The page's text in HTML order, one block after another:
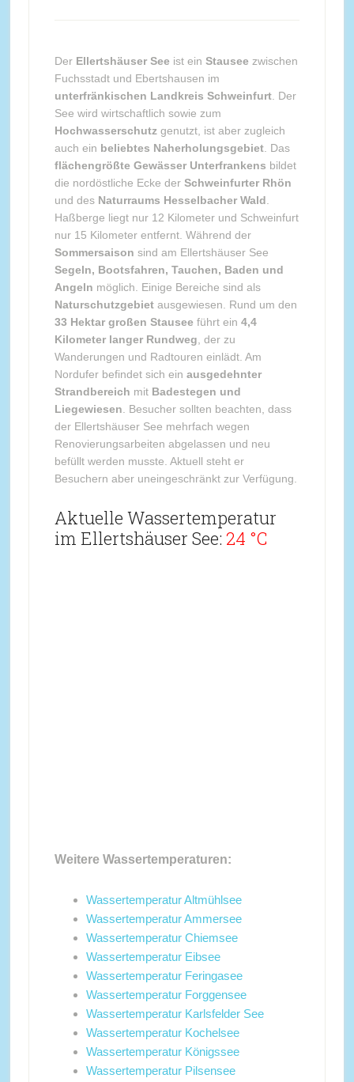
Der Ellertshäuser See ist ein Stausee zwischen
Fuchsstadt und Ebertshausen im
unterfränkischen Landkreis Schweinfurt. Der
See wird wirtschaftlich sowie zum
Hochwasserschutz genutzt, ist aber zugleich
auch ein beliebtes Naherholungsgebiet. Das
flächengrößte Gewässer Unterfrankens bildet
die nordöstliche Ecke der Schweinfurter Rhön
und des Naturraums Hesselbacher Wald
Haßberge liegt nur 12 Kilometer und Schweinfurt
nur 15 Kilometer entfernt. Während der
Sommersaison sind am Ellertshäuser See
Segeln, Bootsfahren, Tauchen, Baden und
Angeln möglich. Einige Bereiche sind als
Naturschutzgebietausgewiesen. Rund um den
33 Hektar großen Stausee führt ein 4,4
Kilometer langer Rundweg , der zu
Wanderungen und Radtouren einlädt. Am
Nordufer befindet sich ein ausgedehnter
Strandbereich mit Badestegen und
Liegewiesen . Besucher sollten beachten, dass
der Ellertshäuser See mehrfach wegen
Renovierungsarbeiten abgelassen und neu
befüllt werden musste. Aktuell steht er
Besuchern aber uneingeschränkt zur Verfügung.
Aktuelle Wassertemperatur
im Ellertshäuser See: 24 °C
Weitere Wassertemperaturen:
Wassertemperatur Altmühlsee
Wassertemperatur Ammersee
Wassertemperatur Chiemsee
Wassertemperatur Eibsee
Wassertemperatur Feringasee
Wassertemperatur Forggensee
Wassertemperatur Karlsfelder See
Wassertemperatur Kochelsee
Wassertemperatur Königssee
Wassertemperatur Pilsensee